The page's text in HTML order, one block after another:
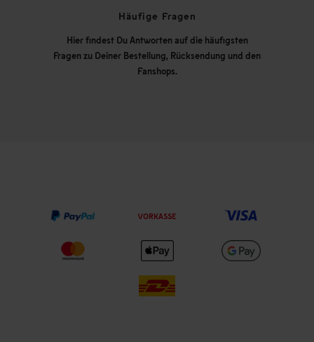
Häufige Fragen
Hier findest Du Antworten auf die häufigsten
Fragen zu Deiner Bestellung, Rücksendung und den
Fanshops.
VORKASSE